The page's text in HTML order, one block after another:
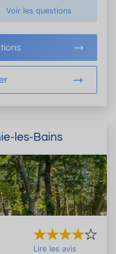
Voir les questions
les-Bains
Lire les avis